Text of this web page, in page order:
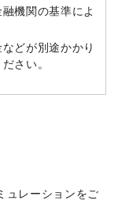
機関の基準によ
どが別途かかり
さい。
ュレーションをご